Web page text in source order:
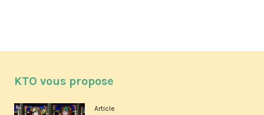
KTO vous propose
Article